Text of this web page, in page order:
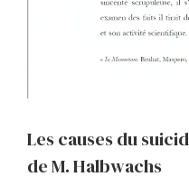
Les causes du
de M. Halbwachs